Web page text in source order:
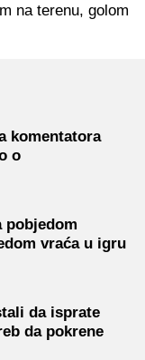
na terenu, golom
komentatora
o
pobjedom
vraća u igru
da isprate
da pokrene